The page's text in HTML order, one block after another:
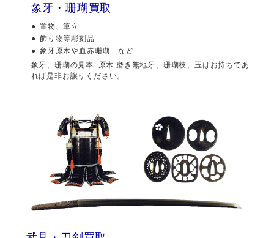
象牙・珊瑚買取
置物、筆立
飾り物等彫刻品
象牙原木や血赤珊瑚 など
象牙、珊瑚の見本. 原木 磨き無地牙、珊瑚枝、玉はお持ちであ
れば是非お譲りください。